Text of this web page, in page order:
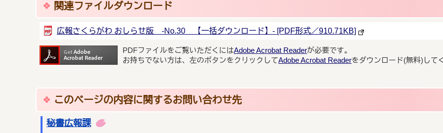
関連ファイルダウンロード
広報さくらがわ おしらせ版 -No.30 【一括ダウンロード】- [PDF形式／910.71KB]
PDFファイルをご覧いただくにはAdobe Acrobat Readerが必要です。
お持ちでない方は、左のボタンをクリックしてAdobe Acrobat Readerをダウンロード(無料)して
このページの内容に関するお問い合わせ先
秘書広報課